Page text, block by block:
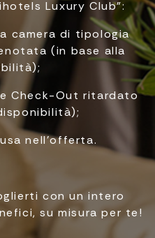
Luxury Club”:
camera di tipologia
(in base alla
Check-Out ritardato
nell’offerta.
con un intero
su misura per te!